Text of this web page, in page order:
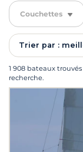
Couchettes
Trier par :
1 908 bateaux
recherche.